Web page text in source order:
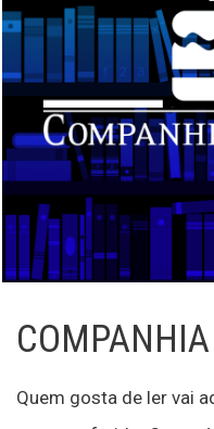
Quem gosta de ler vai